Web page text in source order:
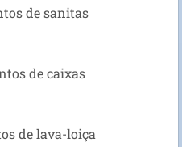
de sanitas
de caixas
de lava-loiça